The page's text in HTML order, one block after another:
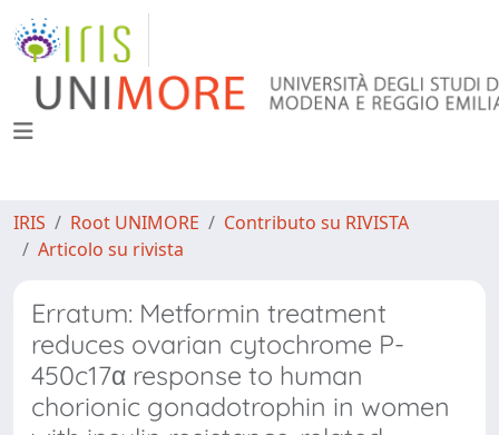
IRIS Root UNIMORE
Contributo su RIVISTA
Articolo su rivista
Erratum: Metformin treatment
reduces ovarian cytochrome P-
450c17α response to human
chorionic gonadotrophin in women